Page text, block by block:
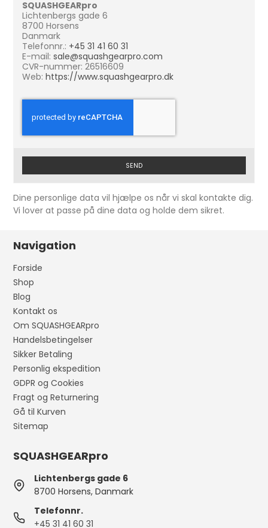
SQUASHGEARpro
Lichtenbergs gade 6
8700 Horsens
Danmark
Telefonnr.: +45 31 41 60 31
E-mail:sale@squashgearpro.com
CVR-nummer: 26516609
Web:https://www.squashgearpro.dk
SEND
Dine personlige data vil hjælpe os når vi skal kontakte dig.
Vi lover at passe på dine data og holde dem sikret.
Navigation
Forside
Shop
Blog
Kontakt os
Om SQUASHGEARpro
Handelsbetingelser
Sikker Betaling
Personlig ekspedition
GDPR og Cookies
Fragt og Returnering
Gå til Kurven
Sitemap
SQUASHGEARpro
Lichtenbergs gade 6
8700 Horsens, Danmark
Telefonnr.
+45 31 41 60 31